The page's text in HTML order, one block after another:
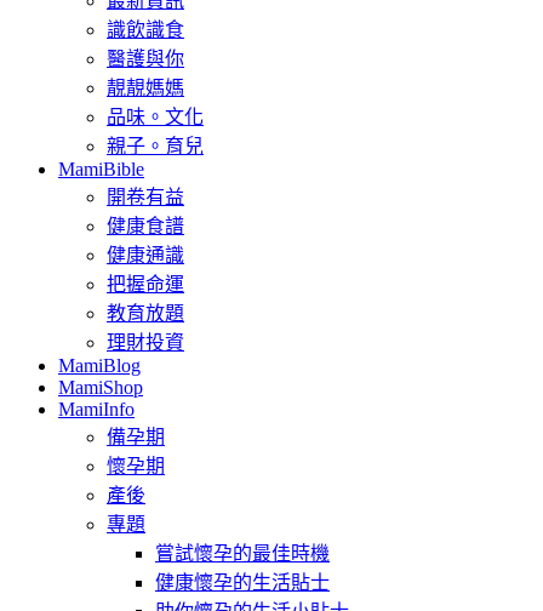
識飲識食
醫護與你
靚靚媽媽
品味。文化
親子。育兒
MamiBible
開卷有益
健康食譜
健康通識
把握命運
教育放題
理財投資
MamiBlog
MamiShop
MamiInfo
備孕期
懷孕期
產後
專題
嘗試懷孕的最佳時機
健康懷孕的生活貼士